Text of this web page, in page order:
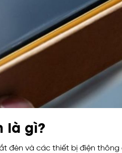
là gì?
và các thiết bị điện